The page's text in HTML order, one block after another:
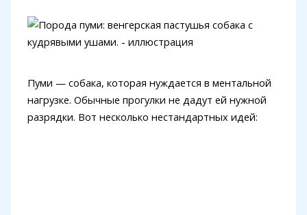
Пуми — собака, которая нуждается в ментальной
нагрузке. Обычные прогулки не дадут ей нужной
разрядки. Вот несколько нестандартных идей: